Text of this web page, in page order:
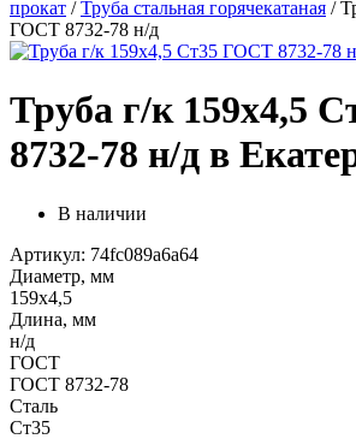
прокат /Труба стальная горячекатаная /
ГОСТ 8732-78 н/д
Труба г/к 159х4,5
8732-78 н/д в
В наличии
Артикул: 74fc089a6a64
Диаметр, мм
159х4,5
Длина, мм
н/д
ГОСТ
ГОСТ 8732-78
Сталь
Ст35